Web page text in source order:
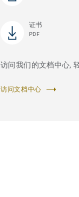
证书
PDF
访问我们的文档中心,
访问文档中心